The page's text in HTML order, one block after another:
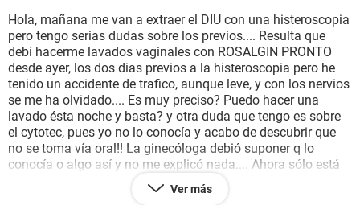
BIENESTAR
SEXUALIDAD
GLOSARIO
Hola, mañana me van a extraer el DIU con una histeroscopia
pero tengo serias dudas sobre los previos.... Resulta que
debí hacerme lavados vaginales con ROSALGIN PRONTO
desde ayer, los dos dias previos a la histeroscopia pero he
tenido un accidente de trafico, aunque leve, y con los nervios
se me ha olvidado.... Es muy preciso? Puedo hacer una
lavado ésta noche y basta? y otra duda que tengo es sobre
el cytotec, pues yo no lo conocía y acabo de descubrir que
no se toma vía oral!! La ginecóloga debió suponer q lo
conocía o algo así y no me explicó nada.... Ahora sólo está
la gine de guardia q por supuesto no van a molestar ya que
no se trata de ninguna emergencia.... todo ésto será a las
Ver más